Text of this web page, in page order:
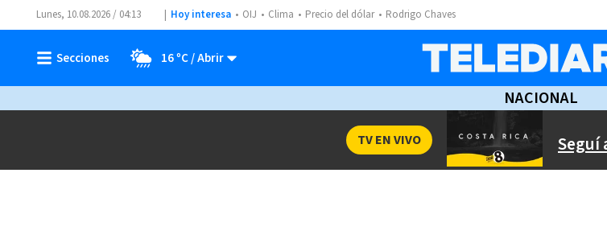
Lunes, 10.08.2026 / 04:13 Hoy interesa OIJ Clima Precio del dólar Rodrigo Chaves
16 ºC
NACIONAL
Seguí
TV EN VIVO